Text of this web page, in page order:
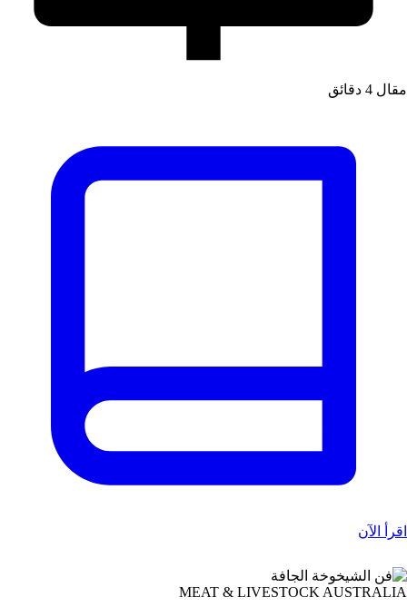
مقال 4 دقائق
اقرأ الآن
MEAT & LIVESTOCK AUSTRALIA